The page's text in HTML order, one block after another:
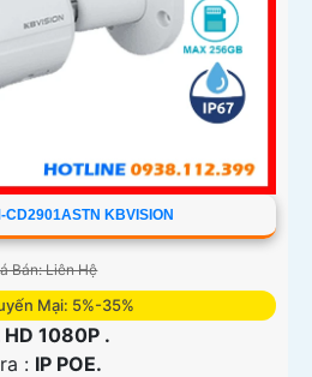
CD2901ASTN KBVISION
Bán: Liên Hệ
Mại: 5%-35%
HD 1080P .
: IP POE.